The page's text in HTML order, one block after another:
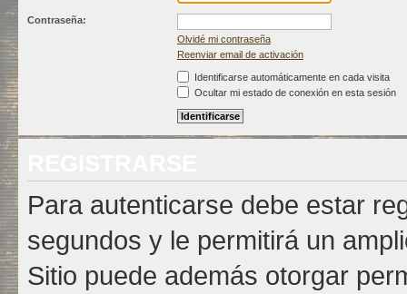
Contraseña:
Olvidé mi contraseña
Reenviar email de activación
Identificarse automáticamente en cada visita
Ocultar mi estado de conexión en esta sesión
Para autenticarse debe estar
segundos y le permitirá un
Sitio puede además otorgar